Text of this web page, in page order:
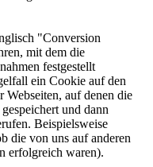
"Conversion
mit dem die
festgestellt
ein Cookie auf den
Webseiten, auf denen die
und dann
Beispielsweise
die von uns auf anderen
erfolgreich waren).